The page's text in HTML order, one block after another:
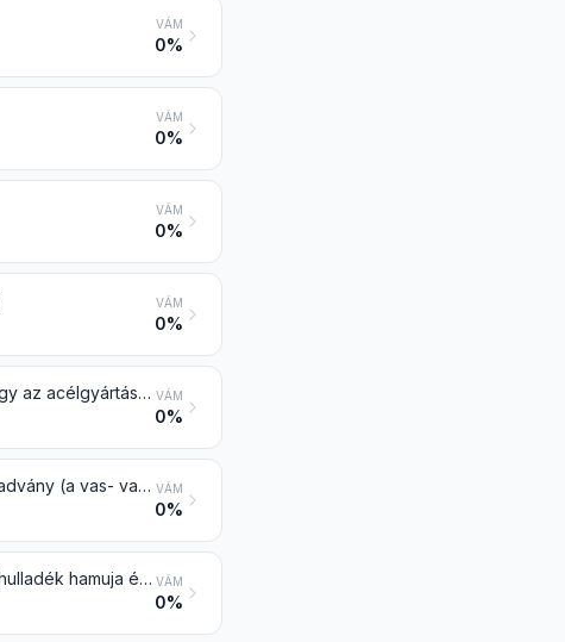
VÁM
0%
VÁM
0%
VÁM
0%
VÁM
0%
Salak, kohósalak (a szemcsézett salak kivételével), reve, és a vas- vagy az acélgyártásnál keletkező más hulladék VÁM
0%
Fémeket, arzént, vagy ezek vegyületeit tartalmazó salak, hamu és maradvány (a vas- vagy acélgyártásnál keletkező salak, hamu és üledék kivételével) VÁM
0%
Más salak és hamu, beleértve a tengeri moszat hamuját is; kommunális hulladék hamuja és elégetési maradványa VÁM
0%